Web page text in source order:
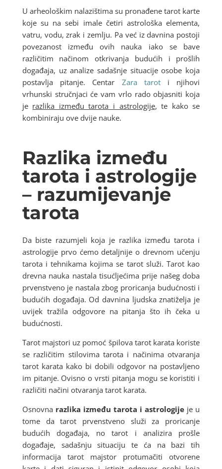
U arheološkim nalazištima su pronađene tarot karte
koje su na sebi imale četiri astrološka elementa,
vatru, vodu, zrak i zemlju. Pa već iz davnina postoji
povezanost između ovih nauka iako se bave
različitim načinom otkrivanja budućih i prošlih
događaja, uz analize sadašnje situacije osobe koja
postavlja pitanje. Centar Zara taroti njihovi
vrhunski stručnjaci će vam vrlo rado objasniti koja
je razlika između tarota i astrologije, te kako se
kombiniraju ove dvije nauke.
Razlika između
tarota i astrologije
– razumijevanje
tarota
Da biste razumjeli koja je razlika između tarota i
astrologije prvo ćemo detaljnije o drevnom učenju
tarota i tehnikama kojima se tarot služi. Tarot kao
drevna nauka nastala tisućljećima prije našeg doba
prvenstveno je nastala zbog proricanja budućnosti i
budućih događaja. Od davnina ljudska znatiželja je
uvijek tražila odgovore na pitanja što ih čeka u
budućnosti.
Tarot majstori uz pomoć špilova tarot karata koriste
se različitim stilovima tarota i načinima otvaranja
tarot karata kako bi dobili odgovor na postavljeno
im pitanje. Ovisno o vrsti pitanja mogu se koristiti i
različiti načini otvaranja tarot karata.
Osnovna razlika između tarota i astrologije je u
tome da tarot prvenstveno služi za proricanje
budućih događaja, no tarot i analizira prošle
događaje, sadašnju situaciju te ća na bazi tih
informacija tarot majstor protumačiti otvorene